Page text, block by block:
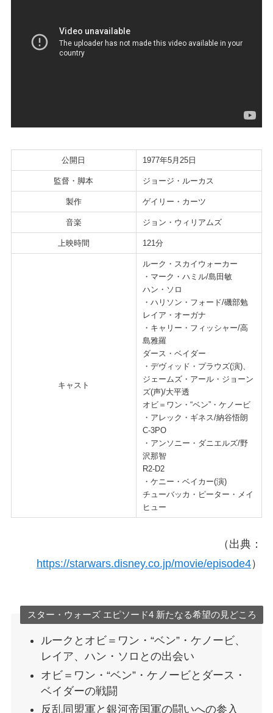
公開日 1977年5月25日
監督・脚本 ジョージ・ルーカス
製作 ゲイリー・カーツ
音楽 ジョン・ウィリアムズ
上映時間 121分
キャスト
ルーク・スカイウォーカー
・マーク・ハミル/島田敏
ハン・ソロ
・ハリソン・フォード/磯部勉
レイア・オーガナ
・キャリー・フィッシャー/高
島雅羅
ダース・ベイダー
・デヴィッド・プラウズ(演)、
ジェームズ・アール・ジョーン
ズ(声)/大平透
オビ＝ワン・“ベン”・ケノービ
・アレック・ギネス/納谷悟朗
C-3PO
・アンソニー・ダニエルズ/野
沢那智
R2-D2
・ケニー・ベイカー(演)
チューバッカ・ピーター・メイ
ヒュー
（出典：
https://starwars.disney.co.jp/movie/episode4）
スター・ウォーズ エピソード4 新たなる希望の見どころ
ルークとオビ＝ワン・“ベン”・ケノービ、
レイア、ハン・ソロとの出会い
オビ＝ワン・“ベン”・ケノービとダース・
ベイダーの戦闘
反乱同盟軍と銀河帝国軍の闘いへの参入